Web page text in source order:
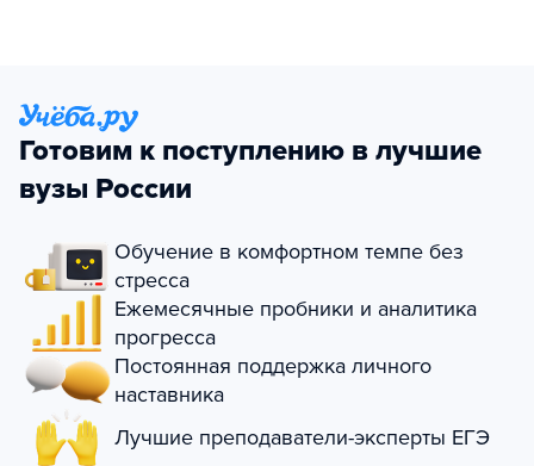
Готовим к поступлению в лучшие
вузы России
Обучение в комфортном темпе без
стресса
Ежемесячные пробники и аналитика
прогресса
Постоянная поддержка личного
наставника
Лучшие преподаватели-эксперты ЕГЭ